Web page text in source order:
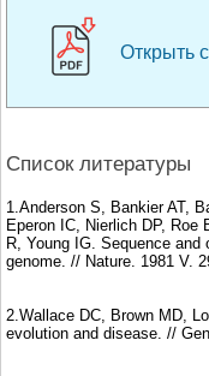
Открыть
Список литературы
1.Anderson S, Bankier AT,
Eperon IC, Nierlich DP,
R, Young IG. Sequence and
genome. // Nature. 1981 V.
2.Wallace DC, Brown MD,
evolution and disease. //